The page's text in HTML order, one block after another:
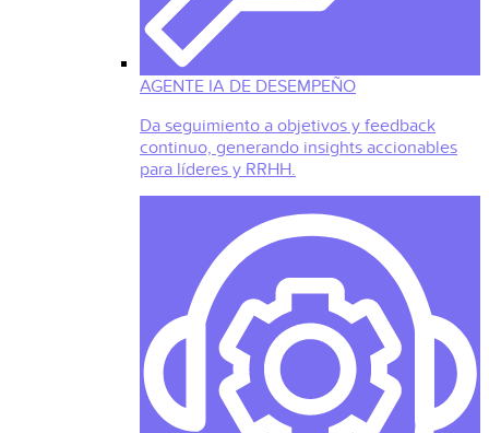
AGENTE IA DE DESEMPEÑO
Da seguimiento a objetivos y feedback
continuo, generando insights accionables
para líderes y RRHH.